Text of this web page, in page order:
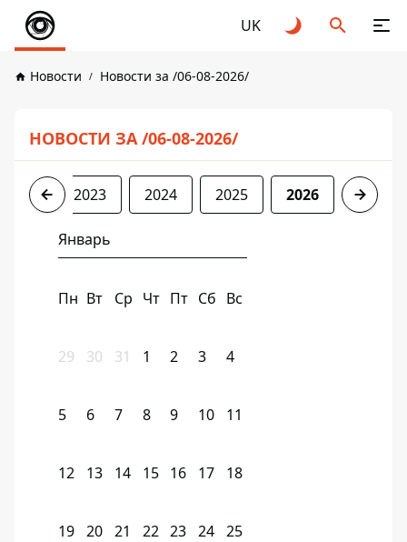
UK
Новости Новости за /06-08-2026/
НОВОСТИ ЗА /06-08-2026/
2022 2023 2024 2025 2026
Январь
Пн Вт Ср Чт Пт Сб Вс
29 30 31 1 2 3 4
5 6 7 8 9 10 11
12 13 14 15 16 17 18
19 20 21 22 23 24 25